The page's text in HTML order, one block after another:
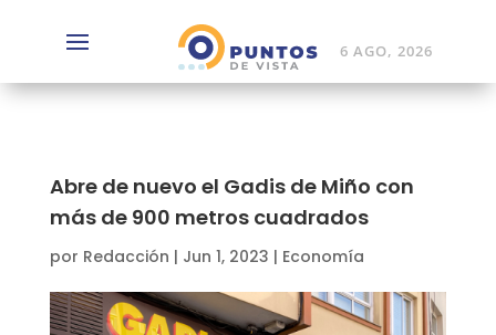
6 AGO, 2026
Abre de nuevo el Gadis de Miño con
más de 900 metros cuadrados
por Redacción | Jun 1, 2023 | Economía